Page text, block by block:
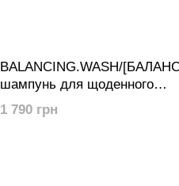
BALANCING.WASH/
шампунь для щоденного
застосування, 250 мл
1 790 грн